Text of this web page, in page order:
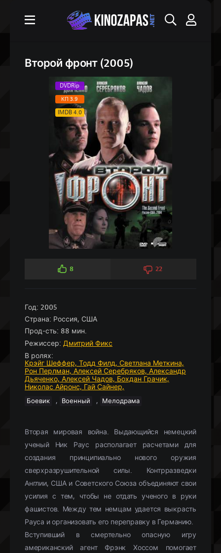
Второй фронт (2005)
DVDRip
КП 3.9
IMDB 4.0
8 22
Год: 2005
Страна: Россия, США
Прод-сть: 88 мин.
Режиссер: Дмитрий Фикс
В ролях:
Крэйг Шеффер, Тодд Филд, Светлана Меткина,
Рон Перлман, Алексей Серебряков, Александр
Дьяченко, Алексей Чадов, Бохдан Грачик,
Николас Айронс, Гай Сайнер,
Боевик , Военный , Мелодрама
Вторая мировая война. Выдающийся немецкий
ученый Ник Раус располагает расчетами для
создания принципиально нового оружия
сверхразрушительной силы. Контрразведки
Англии, США и Советского Союза объединяют свои
усилия с тем, чтобы не отдать ученого в руки
фашистов. Между тем немцам удается выкрасть
Рауса и организовать его переправку в Германию.
Вступивший в смертельно опасную игру
американский агент Фрэнк Хоссом помогает